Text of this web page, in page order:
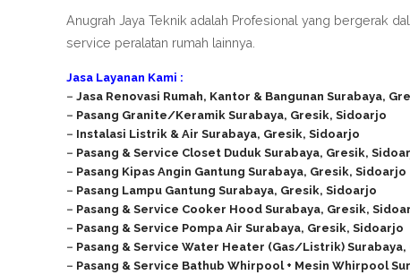
Anugrah Jaya Teknik adalah Profesional yang bergerak
service peralatan rumah lainnya.
Jasa Layanan Kami :
–Jasa Renovasi Rumah, Kantor & Bangunan Surabaya,
– Pasang Granite/KeramikSurabaya, Gresik, Sidoarjo
– Instalasi Listrik & Air Surabaya, Gresik, Sidoarjo
– Pasang & Service Closet Duduk Surabaya, Gresik,
– Pasang Kipas Angin Gantung Surabaya, Gresik, Sidoarjo
– Pasang Lampu Gantung Surabaya, Gresik, Sidoarjo
– Pasang & Service Cooker Hood Surabaya, Gresik,
– Pasang & Service Pompa Air Surabaya, Gresik, Sidoarjo
– Pasang & Service Water Heater (Gas/Listrik)
– Pasang & Service Bathub Whirpool + Mesin Whirpool